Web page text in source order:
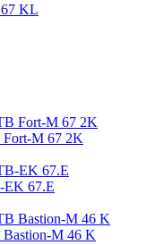
KL
M 67 2K
67.E
M 46 K